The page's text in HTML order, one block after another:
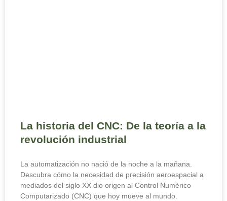
La historia del CNC: De la teoría a la
revolución industrial
La automatización no nació de la noche a la mañana.
Descubra cómo la necesidad de precisión aeroespacial a
mediados del siglo XX dio origen al Control Numérico
Computarizado (CNC) que hoy mueve al mundo.